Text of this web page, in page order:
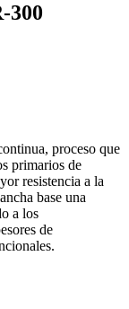
300
proceso que
primarios de
resistencia a la
base una
a los
de